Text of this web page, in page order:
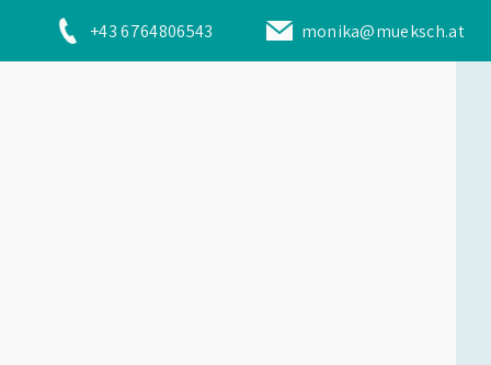
+43 6764806543 monika@mueksch.at